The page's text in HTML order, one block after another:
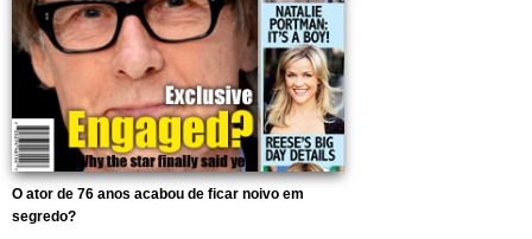
O ator de 76 anos acabou de ficar noivo em
segredo?